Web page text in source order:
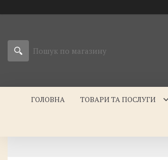
ГОЛОВНА ТОВАРИ ТА ПОСЛУГИ